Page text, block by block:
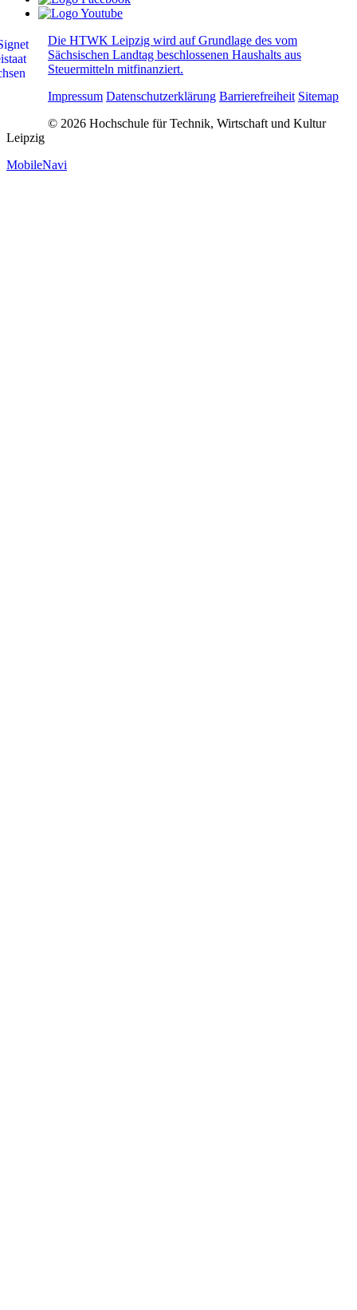
Die HTWK Leipzig wird auf Grundlage des vom
Sächsischen Landtag beschlossenen Haushalts aus
Steuermitteln mitfinanziert.
Impressum Datenschutzerklärung Barrierefreiheit Sitemap
© 2026 Hochschule für Technik, Wirtschaft und Kultur
Leipzig
MobileNavi